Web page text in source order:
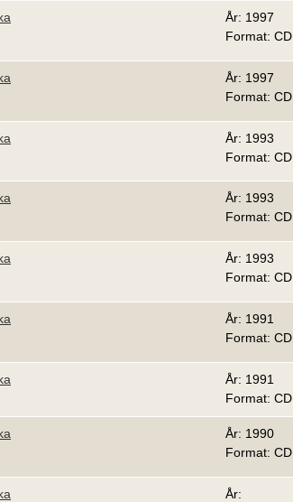
År: 1997
Format: CD
År: 1997
Format: CD
År: 1993
Format: CD
År: 1993
Format: CD
År: 1993
Format: CD
År: 1991
Format: CD
År: 1991
Format: CD
År: 1990
Format: CD
År: